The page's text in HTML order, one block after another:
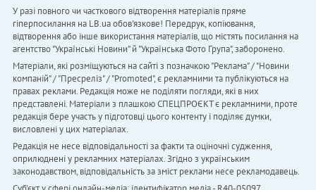
У разі повного чи часткового відтворення матеріалів пряме
гіперпосилання на LB.ua обов'язкове! Передрук, копіювання,
відтворення або інше використання матеріалів, що містять посилання на
агентство "Українськi Новини" й "Українська Фото Група", заборонено.
Матеріали, які розміщуються на сайті з позначкою "Реклама" / "Новини
компаній" / "Пресреліз" / "Promoted", є рекламними та публікуються на
правах реклами. Редакція може не поділяти погляди, які в них
представлені. Матеріали з плашкою СПЕЦПРОЄКТ є рекламними, проте
редакція бере участь у підготовці цього контенту і поділяє думки,
висловлені у цих матеріалах.
Редакція не несе відповідальності за факти та оціночні судження,
оприлюднені у рекламних матеріалах. Згідно з українським
законодавством, відповідальність за зміст реклами несе рекламодавець.